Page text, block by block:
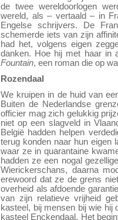
de twee wereldoorlogen
wereld, als – vertaald – in
Engelse schrijvers. De
schemerde iets van zijn
had het, volgens eigen
danken. Hoe hij met haar in
Fountain, een roman die op
Rozendaal
We kruipen in de huid van
Buiten de Nederlandse
officier mag zich gelukkig
niet op een slagveld in
België hadden helpen
terug konden naar hun eigen
waar ze in quarantaine
hadden ze een nogal
Wierickerschans, daarna
erewoord dat ze de grens
overheid als afdoende
van zijn relatieve vrijheid
kasteel, bij mensen bij wie hij
kasteel Enckendaal. Het